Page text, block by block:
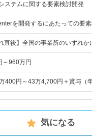
ステムに関する要素検討開発
を開発するにあたっての要
れ直後】全国の事業所のいずれ
～960万円
400円～43万4,700円＋賞与
気になる